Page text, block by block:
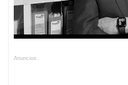
Anuncios.